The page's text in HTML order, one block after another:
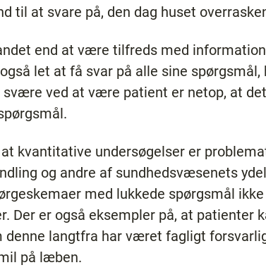
til at svare på, den dag huset
end at være tilfreds med
let at få svar på alle sine
svære ved at være patient er netop, at
kvantitative undersøgelser er
og andre af sundhedsvæsenets
med lukkede spørgsmål
Der er også eksempler på, at
denne langtfra har været fagligt
på læben.